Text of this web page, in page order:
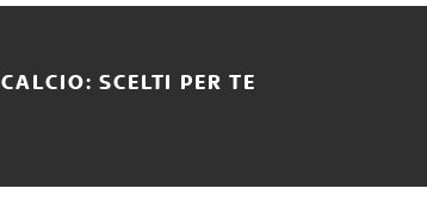
CALCIO: SCELTI PER TE